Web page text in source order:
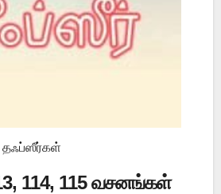
114, 115 வசனங்கள்